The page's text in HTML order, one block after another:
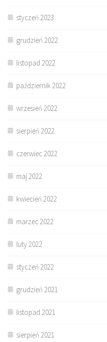
styczeń 2023
grudzień 2022
listopad 2022
październik 2022
wrzesień 2022
sierpień 2022
czerwiec 2022
maj 2022
kwiecień 2022
marzec 2022
luty 2022
styczeń 2022
grudzień 2021
listopad 2021
sierpień 2021